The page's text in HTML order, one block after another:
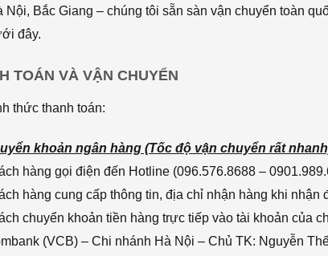
Bắc Giang – chúng tôi sẵn sàn vận chuyển toàn
đây.
TOÁN VÀ VẬN CHUYỂN
thức thanh toán:
khoản ngân hàng (Tốc độ vận chuyển rất
hàng gọi điện đến Hotline (096.576.8688 –
hàng cung cấp thông tin, địa chỉ nhận hàng khi
chuyển khoản tiền hàng trực tiếp vào tài khoản của
(VCB) – Chi nhánh Hà Nội – Chủ TK: Nguyễn